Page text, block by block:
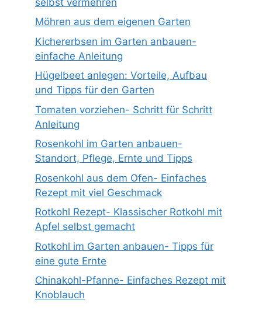
Möhren aus dem eigenen Garten
Kichererbsen im Garten anbauen-
einfache Anleitung
Hügelbeet anlegen: Vorteile, Aufbau
und Tipps für den Garten
Tomaten vorziehen- Schritt für Schritt
Anleitung
Rosenkohl im Garten anbauen-
Standort, Pflege, Ernte und Tipps
Rosenkohl aus dem Ofen- Einfaches
Rezept mit viel Geschmack
Rotkohl Rezept- Klassischer Rotkohl mit
Apfel selbst gemacht
Rotkohl im Garten anbauen- Tipps für
eine gute Ernte
Chinakohl-Pfanne- Einfaches Rezept mit
Knoblauch